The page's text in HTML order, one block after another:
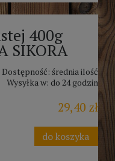
400g
SIKORA
Dostępność: średnia ilość
Wysyłka w: do 24 godzin
29,40 zł
do koszyka